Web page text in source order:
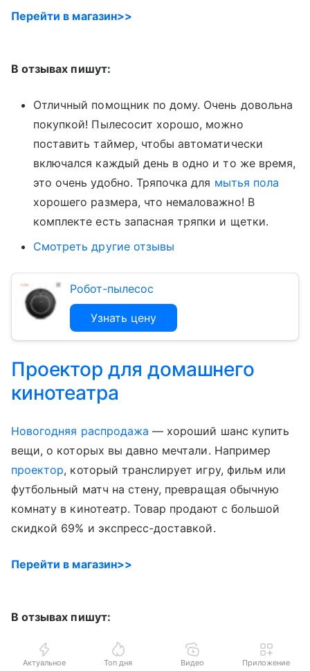
Перейти в магазин>>
В отзывах пишут:
Отличный помощник по дому. Очень довольна
покупкой! Пылесосит хорошо, можно
поставить таймер, чтобы автоматически
включался каждый день в одно и то же время,
это очень удобно. Тряпочка для мытья пола
хорошего размера, что немаловажно! В
комплекте есть запасная тряпки и щетки.
Смотреть другие отзывы
Робот-пылесос
Узнать цену
Проектор для домашнего
кинотеатра
Новогодняя распродажа — хороший шанс купить
вещи, о которых вы давно мечтали. Например
проектор, который транслирует игру, фильм или
футбольный матч на стену, превращая обычную
комнату в кинотеатр. Товар продают с большой
скидкой 69% и экспресс-доставкой.
Перейти в магазин>>
В отзывах пишут:
Актуальное Топ дня Видео Приложение